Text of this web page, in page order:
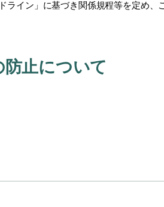
ライン」に基づき関係規程等を定め
止について